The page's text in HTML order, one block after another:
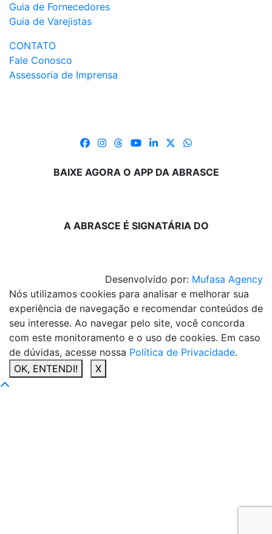
Guia de Fornecedores
Guia de Varejistas
CONTATO
Fale Conosco
Assessoria de Imprensa
BAIXE AGORA O APP DA ABRASCE
A ABRASCE É SIGNATÁRIA DO
Desenvolvido por: Mufasa Agency
Nós utilizamos cookies para analisar e melhorar sua
experiência de navegação e recomendar conteúdos de
seu interesse. Ao navegar pelo site, você concorda
com este monitoramento e o uso de cookies. Em caso
de dúvidas, acesse nossa Política de Privacidade.
OK, ENTENDI!
X